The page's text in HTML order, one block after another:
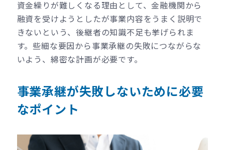
資金繰りが難しくなる理由として、金融機関から
融資を受けようとしたが事業内容をうまく説明で
きないという、後継者の知識不足も挙げられま
す。些細な要因から事業承継の失敗につながらな
いよう、綿密な計画が必要です。
事業承継が失敗しないために必要
なポイント